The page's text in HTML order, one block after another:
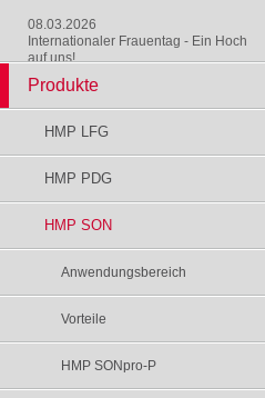
08.03.2026
Internationaler Frauentag - Ein Hoch
auf uns!
Produkte
HMP LFG
HMP PDG
HMP SON
Anwendungsbereich
Vorteile
HMP SONpro-P